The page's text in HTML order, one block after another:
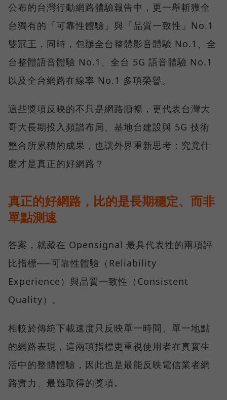
公布的台灣行動網路體驗報告中，更一舉斬獲全
台獨有的「可靠性體驗」與「品質一致性」No.1
雙冠王，同時，包辦全台整體影音體驗 No.1、全
台整體語音體驗 No.1、全台 5G 語音體驗 No.1
以及全台網路在線率 No.1 多項榮譽。
這些獎項反映的不只是網路順暢，更代表台灣大
哥大長期投入頻譜布局、基地台建設與 5G 技術
整合所累積的成果，也讓外界重新思考：究竟什
麼才是真正的好網路？
真正的好網路，比的是長期穩定、而非
單點測速
答案，就藏在 Opensignal 最具代表性的兩項評
比指標──可靠性體驗（Reliability
Experience）與品質一致性（Consistent
Quality）。
相較於傳統下載速度只反映單一時間、單一地點
的網路表現，這兩項指標更重視使用者在真實生
活中的整體體驗，因此也是最能反映電信業者網
路實力、最難取得的獎項。